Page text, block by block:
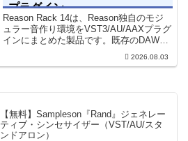
プラグイン
Reason Rack 14は、Reason独自のモジ
ュラー音作り環境をVST3/AU/AAXプラグ
インにまとめた製品です。既存のDAWを
乗り換えることなく、68種類のシンセや
エフェクト、CV配線をそのままトラック
2026.08.03
【無料】Sampleson『Rand』ジェネレー
ティブ・シンセサイザー（VST/AU/スタ
ンドアロン）